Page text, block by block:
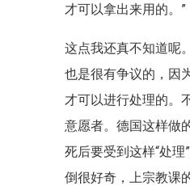
才可以拿出来用的。”
这点我还真不知道呢
也是很有争议的，因
才可以进行处理的。
意愿者。德国这样做
死后要受到这样“处
倒很好奇，上宗教课